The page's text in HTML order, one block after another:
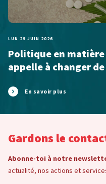
LUN 29 JUIN 2026
Politique en matière
appelle à changer
En savoir plus
Gardons le
Abonne-toi à notre
actualité, nos actions et